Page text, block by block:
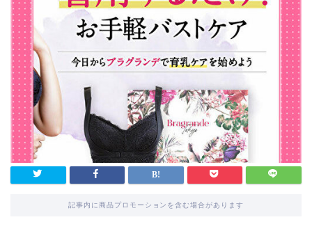
記事内に商品プロモーションを含む場合があります